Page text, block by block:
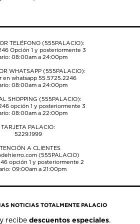
TELÉFONO (555PALACIO):
Opción 1 y posteriormente 3
08:00am a 24:00pm
WHATSAPP (555PALACIO):
en whatsapp 55.5725.2246
08:00am a 24:00pm
SHOPPING (555PALACIO):
opción 1 y posteriormente 3
08:00am a 22:00pm
TARJETA PALACIO:
5229.1999
A CLIENTES
(555PALACIO)
opción 1 y posteriormente 2
09:00am a 21:00pm
NOTICIAS TOTALMENTE PALACIO
recibedescuentos especiales.